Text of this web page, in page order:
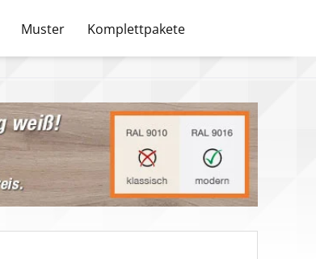
Muster Komplettpakete